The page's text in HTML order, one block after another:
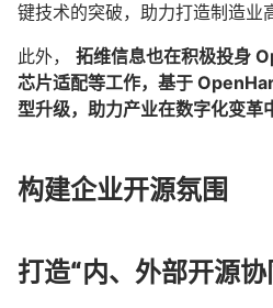
键技术的突破，助力打造制造业
此外， 拓维信息也在积极投身
芯片适配等工作，基于
型升级，助力产业在数字化变革
构建企业开源氛围
打造“内、外部开源